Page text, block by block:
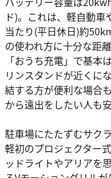
ド)。これは、軽自動
当たり(平日休日)約
の使われ方に十分な距
「おうち充電」で基本
リンスタンドが近くに
結する方が便利な場合
から遠出をしたい人も安
駐車場にたたずむサクラ
軽初のプロジェクター
ッドライトやアリアを